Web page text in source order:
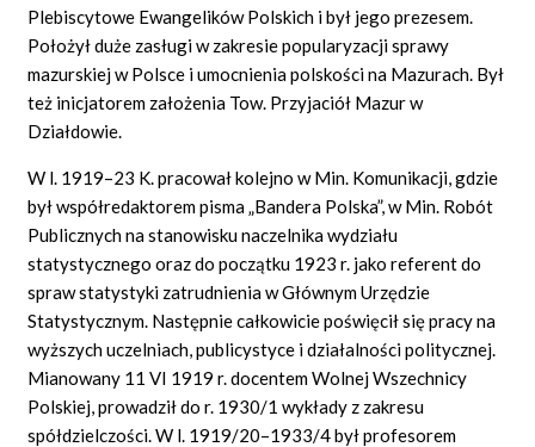
Plebiscytowe Ewangelików Polskich i był jego prezesem.
Położył duże zasługi w zakresie popularyzacji sprawy
mazurskiej w Polsce i umocnienia polskości na Mazurach. Był
też inicjatorem założenia Tow. Przyjaciół Mazur w
Działdowie.
W l. 1919–23 K. pracował kolejno w Min. Komunikacji, gdzie
był współredaktorem pisma „Bandera Polska”, w Min. Robót
Publicznych na stanowisku naczelnika wydziału
statystycznego oraz do początku 1923 r. jako referent do
spraw statystyki zatrudnienia w Głównym Urzędzie
Statystycznym. Następnie całkowicie poświęcił się pracy na
wyższych uczelniach, publicystyce i działalności politycznej.
Mianowany 11 VI 1919 r. docentem Wolnej Wszechnicy
Polskiej, prowadził do r. 1930/1 wykłady z zakresu
spółdzielczości. W l. 1919/20–1933/4 był profesorem